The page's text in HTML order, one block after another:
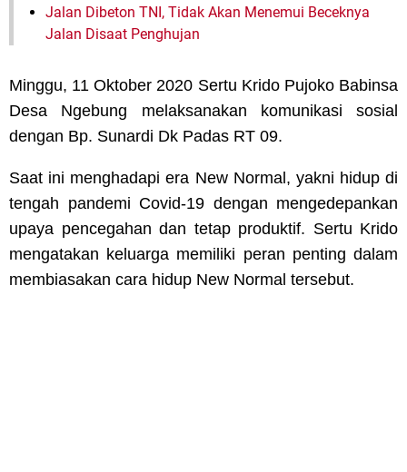
Jalan Dibeton TNI, Tidak Akan Menemui Beceknya
Jalan Disaat Penghujan
Minggu, 11 Oktober 2020 Sertu Krido Pujoko Babinsa
Desa Ngebung melaksanakan komunikasi sosial
dengan Bp. Sunardi Dk Padas RT 09.
Saat ini menghadapi era New Normal, yakni hidup di
tengah pandemi Covid-19 dengan mengedepankan
upaya pencegahan dan tetap produktif. Sertu Krido
mengatakan keluarga memiliki peran penting dalam
membiasakan cara hidup New Normal tersebut.